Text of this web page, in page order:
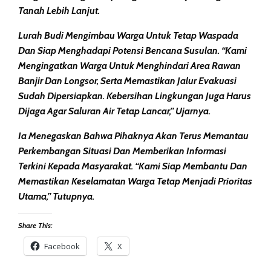
Tanah Lebih Lanjut.
Lurah Budi Mengimbau Warga Untuk Tetap Waspada
Dan Siap Menghadapi Potensi Bencana Susulan. “Kami
Mengingatkan Warga Untuk Menghindari Area Rawan
Banjir Dan Longsor, Serta Memastikan Jalur Evakuasi
Sudah Dipersiapkan. Kebersihan Lingkungan Juga Harus
Dijaga Agar Saluran Air Tetap Lancar,” Ujarnya.
Ia Menegaskan Bahwa Pihaknya Akan Terus Memantau
Perkembangan Situasi Dan Memberikan Informasi
Terkini Kepada Masyarakat. “Kami Siap Membantu Dan
Memastikan Keselamatan Warga Tetap Menjadi Prioritas
Utama,” Tutupnya.
Share This:
Facebook X